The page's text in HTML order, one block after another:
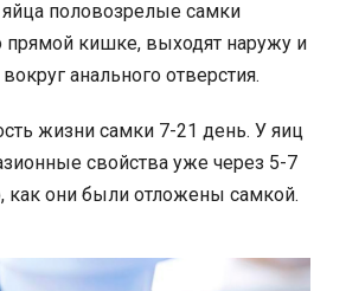
половозрелые самки
прямой кишке, выходят наружу и
анального отверстия.
жизни самки 7-21 день. У яиц
свойства уже через 5-7
как они были отложены самкой.